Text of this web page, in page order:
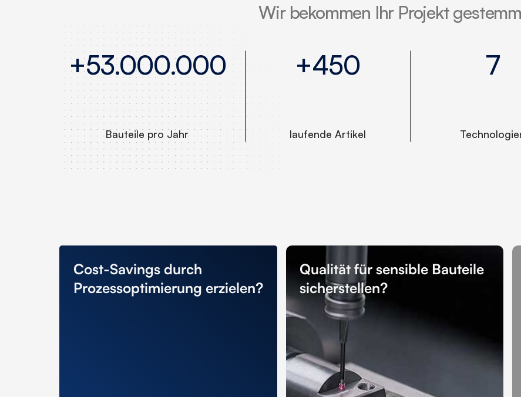
Wir bekommen Ihr Projekt
+53.000.000
Bauteile pro Jahr
+450
laufende Artikel
7
Cost-Savings durch
Prozessoptimierung erzielen?
Qualität für sensible Bauteile
sicherstellen?